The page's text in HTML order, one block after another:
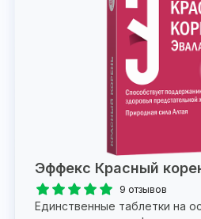
Эффекс Красный
9 отзывов
Единственные таблетки на